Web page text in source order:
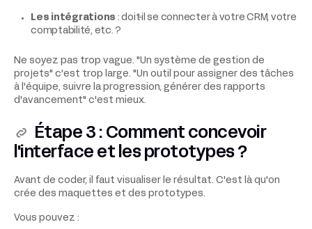
Les intégrations : doit-il se connecter à votre CRM, votre
comptabilité, etc. ?
Ne soyez pas trop vague. "Un système de gestion de
projets" c'est trop large. "Un outil pour assigner des tâches
à l'équipe, suivre la progression, générer des rapports
d'avancement" c'est mieux.
Étape 3 : Comment concevoir
l'interface et les prototypes ?
Avant de coder, il faut visualiser le résultat. C'est là qu'on
crée des maquettes et des prototypes.
Vous pouvez :